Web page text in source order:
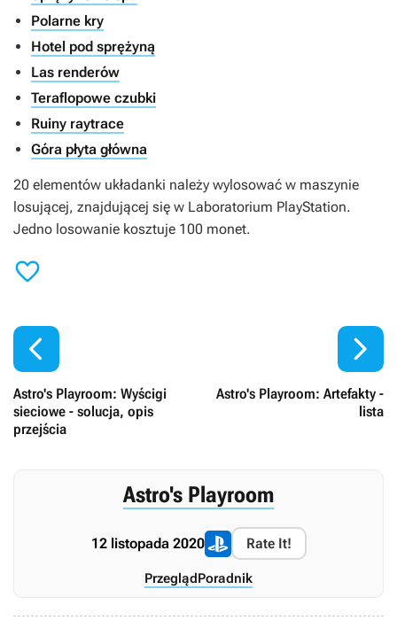
Polarne kry
Hotel pod sprężyną
Las renderów
Teraflopowe czubki
Ruiny raytrace
Góra płyta główna
20 elementów układanki należy wylosować w maszynie
losującej, znajdującej się w Laboratorium PlayStation.
Jedno losowanie kosztuje 100 monet.


Astro's Playroom: Wyścigi
sieciowe - solucja, opis
przejścia
Astro's Playroom: Artefakty -
lista

Astro's Playroom
12 listopada 2020 Rate It!
PrzeglądPoradnik